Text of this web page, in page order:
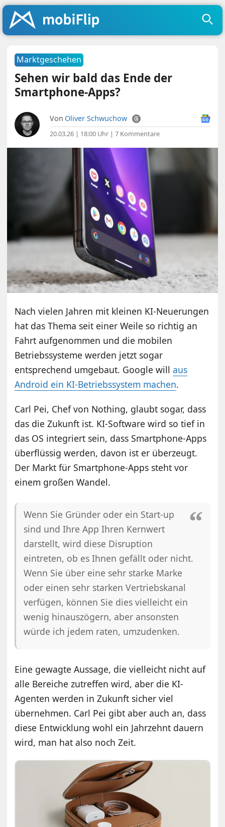
Marktgeschehen
Sehen wir bald das Ende der
Smartphone-Apps?
Von Oliver Schwuchow
20.03.26 | 18:00 Uhr |7 Kommentare
Nach vielen Jahren mit kleinen KI-Neuerungen
hat das Thema seit einer Weile so richtig an
Fahrt aufgenommen und die mobilen
Betriebssysteme werden jetzt sogar
entsprechend umgebaut. Google willaus
Android ein KI-Betriebssystem machen.
Carl Pei, Chef von Nothing, glaubt sogar, dass
das die Zukunft ist. KI-Software wird so tief in
das OS integriert sein, dass Smartphone-Apps
überflüssig werden, davon ist er überzeugt.
Der Markt für Smartphone-Apps steht vor
einem großen Wandel.
Wenn Sie Gründer oder ein Start-up
sind und Ihre App Ihren Kernwert
darstellt, wird diese Disruption
eintreten, ob es Ihnen gefällt oder nicht.
Wenn Sie über eine sehr starke Marke
oder einen sehr starken Vertriebskanal
verfügen, können Sie dies vielleicht ein
wenig hinauszögern, aber ansonsten
würde ich jedem raten, umzudenken.
Eine gewagte Aussage, die vielleicht nicht auf
alle Bereiche zutreffen wird, aber die KI-
Agenten werden in Zukunft sicher viel
übernehmen. Carl Pei gibt aber auch an, dass
diese Entwicklung wohl ein Jahrzehnt dauern
wird, man hat also noch Zeit.